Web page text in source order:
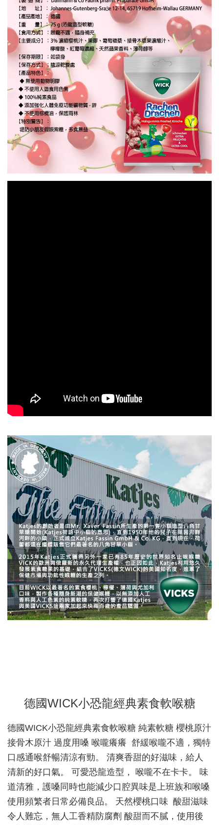
德國WICK小恐龍經典素食軟喉糖
德國WICK小恐龍經典素食軟喉糖 純素軟糖 櫻桃原汁
接骨木原汁 過度用嗓 喉嚨癢癢 舒緩喉嚨不適，獨特
口感通喉舒暢清涼有勁。 清爽香甜的好滋味，給人
清新的好口氣。 可愛恐龍造型， 喉嚨不在卡卡。 味
道清雅，護嗓同時也能減少口腔異味是上班族和喉嗓
使用頻繁者日常必備良品。 天然櫻桃口味 酸甜滋味
令人難忘，無人工香精防腐劑 酸甜而不膩，使用後